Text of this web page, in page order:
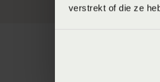
verstrekt of die ze